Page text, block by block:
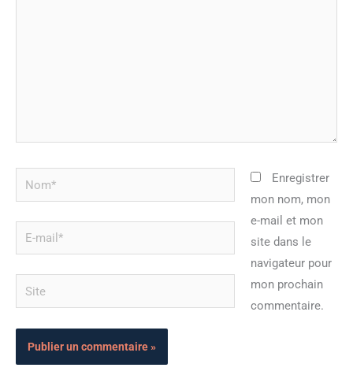
Nom*
mail*
Site
Enregistrer
mon nom, mon
e-mail et mon
site dans le
navigateur pour
mon prochain
commentaire.